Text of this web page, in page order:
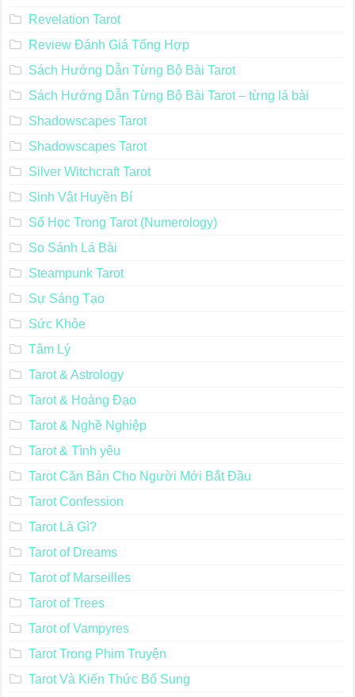
Revelation Tarot
Review Đánh Giá Tổng Hợp
Sách Hướng Dẫn Từng Bộ Bài Tarot
Sách Hướng Dẫn Từng Bộ Bài Tarot – từng lá bài
Shadowscapes Tarot
Shadowscapes Tarot
Silver Witchcraft Tarot
Sinh Vật Huyền Bí
Số Học Trong Tarot (Numerology)
So Sánh Lá Bài
Steampunk Tarot
Sự Sáng Tạo
Sức Khỏe
Tâm Lý
Tarot & Astrology
Tarot & Hoàng Đạo
Tarot & Nghề Nghiệp
Tarot & Tình yêu
Tarot Căn Bản Cho Người Mới Bắt Đầu
Tarot Confession
Tarot Là Gì?
Tarot of Dreams
Tarot of Marseilles
Tarot of Trees
Tarot of Vampyres
Tarot Trong Phim Truyện
Tarot Và Kiến Thức Bổ Sung